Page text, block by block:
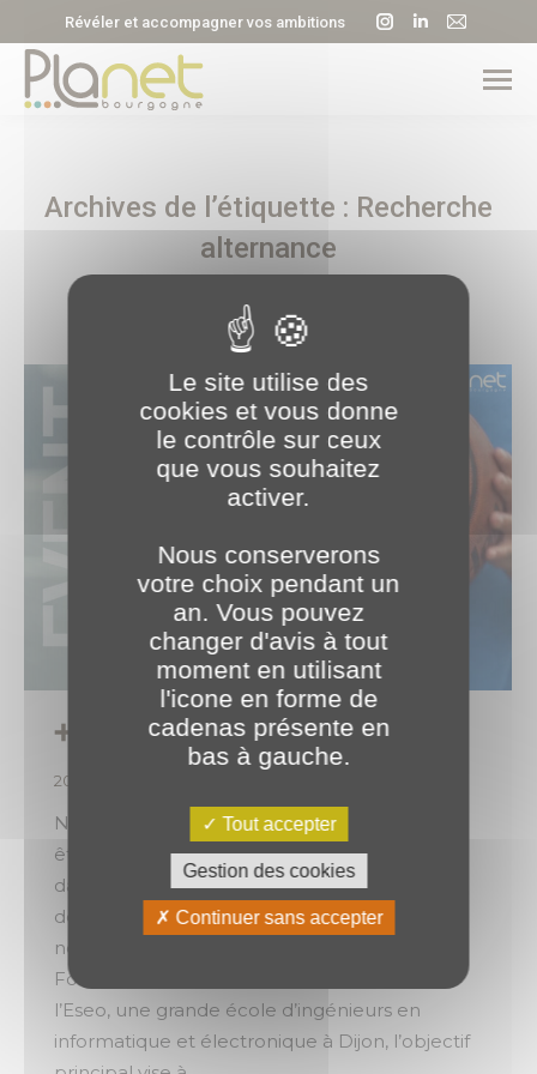
Révéler et accompagner vos ambitions
La
page
Instagram
nouvelle
fenêtre
La
page
LinkedIn
nouvelle
fenêtre
La
page
E-
une
Archives de l’étiquette : Recherche
alternance
➕ 1 événement.. Et, plutôt sportif ! 🏀
2024
Nous apprécions rencontrer les étudiants et
être un véritable moteur de performance
dans leur apprentissage. Nous sommes ravis
de vous annoncer notre participation à un
nouvel événement le jeudi 28 mars 2024 : le
Forum des Entreprises 2024. Organisé par
l’Eseo, une grande école d’ingénieurs en
informatique et électronique à Dijon, l’objectif
Le site utilise des
cookies et vous donne
le contrôle sur ceux
que vous souhaitez
activer.
Nous conserverons
votre choix pendant un
an. Vous pouvez
changer d'avis à tout
moment en utilisant
l'icone en forme de
cadenas présente en
bas à gauche.
Tout accepter
Gestion des cookies
Continuer sans accepter